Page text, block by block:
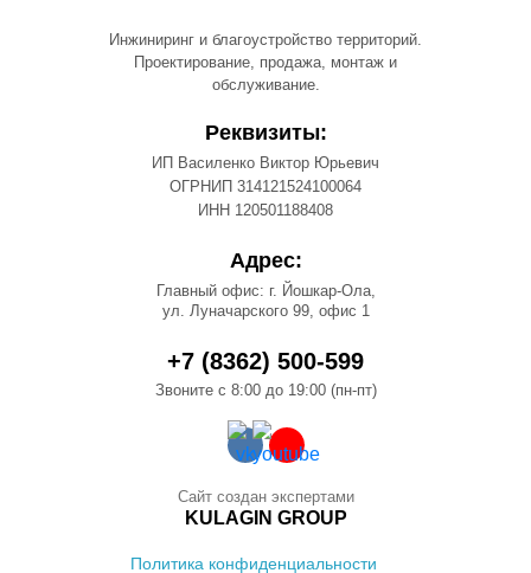
Инжиниринг и благоустройство территорий.
Проектирование, продажа, монтаж и
обслуживание.
Реквизиты:
ИП Василенко Виктор Юрьевич
ОГРНИП 314121524100064
ИНН 120501188408
Адрес:
Главный офис: г. Йошкар-Ола,
ул. Луначарского 99, офис 1
+7 (8362) 500-599
Звоните с 8:00 до 19:00 (пн-пт)
Политика конфиденциальности
Сайт создан экспертами
KULAGIN GROUP